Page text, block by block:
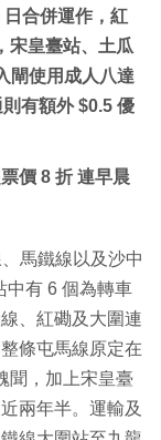
合併運作，紅
宋皇臺站、土瓜
閘使用成人八達
有額外 $0.5 優
價 8 折 連早晨
馬鐵線以及沙中
中有 6 個為轉車
、紅磡及大圍連
條屯馬線原定在
聞，加上宋皇臺
兩年半。運輸及